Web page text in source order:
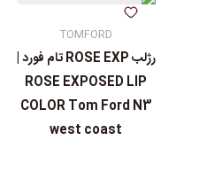
TOMFORD
رژلب ROSE EXP تام فورد |
ROSE EXPOSED LIP
COLOR Tom Ford N3
west coast